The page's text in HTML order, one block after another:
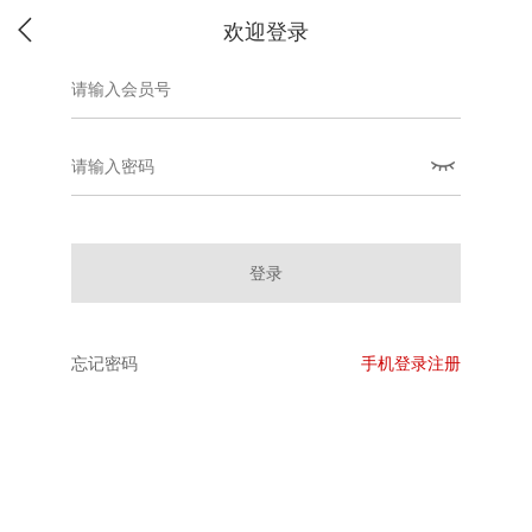
欢迎登录
登录
忘记密码 手机登录注册